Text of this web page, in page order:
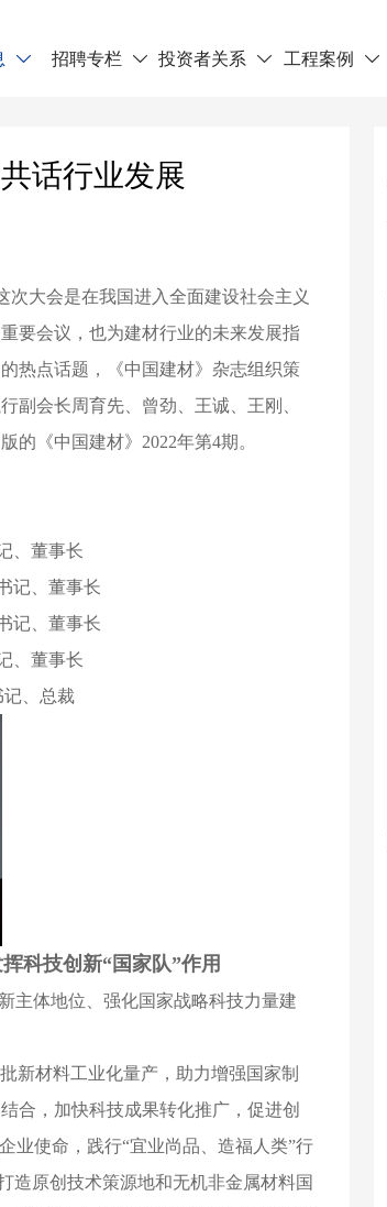
 招聘专栏  投资者关系  工程案例 
话行业发展
次大会是在我国进入全面建设社会主义
要会议，也为建材行业的未来发展指
热点话题，《中国建材》杂志组织策
副会长周育先、曾劲、王诚、王刚、
《中国建材》2022年第4期。
、董事长
、董事长
、董事长
、董事长
、总裁
科技创新“国家队”作用
主体地位、强化国家战略科技力量建
新材料工业化量产，助力增强国家制
合，加快科技成果转化推广，促进创
业使命，践行“宜业尚品、造福人类”行
造原创技术策源地和无机非金属材料国